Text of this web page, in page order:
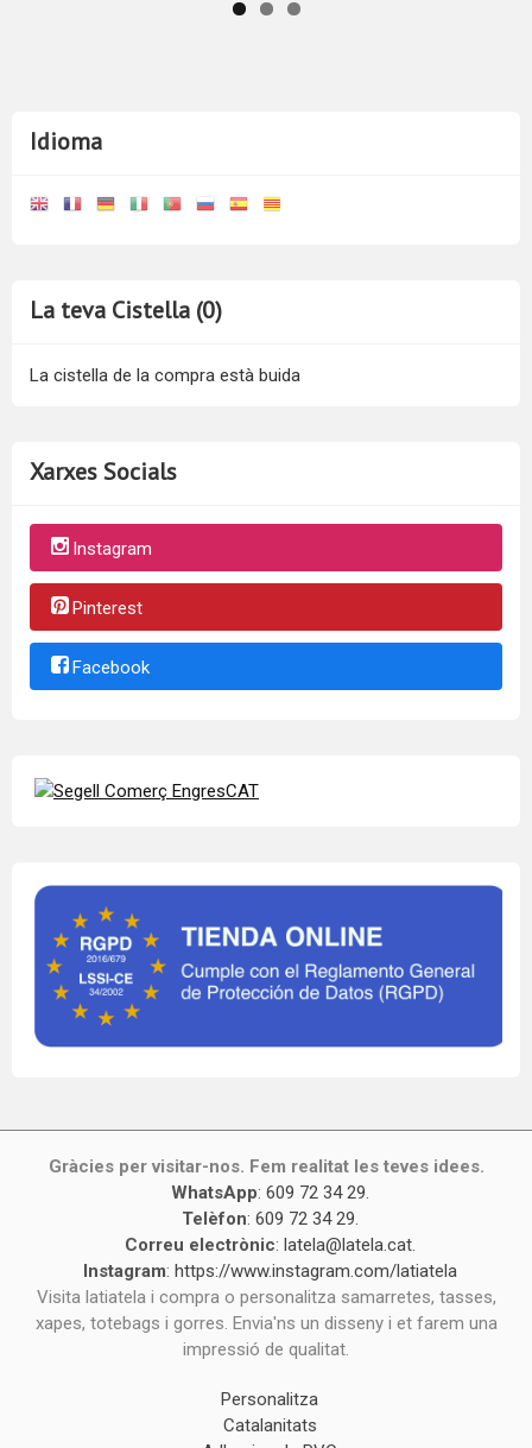
Idioma
La teva Cistella (0)
La cistella de la compra està buida
Xarxes Socials
Instagram
Pinterest
Facebook
Gràcies per visitar-nos. Fem realitat les teves idees.
WhatsApp: 609 72 34 29.
Telèfon: 609 72 34 29.
Correu electrònic: latela@latela.cat.
Instagram: https://www.instagram.com/latiatela
Visita latiatela i compra o personalitza samarretes, tasses,
xapes, totebags i gorres. Envia'ns un disseny i et farem una
impressió de qualitat.
Personalitza
Catalanitats